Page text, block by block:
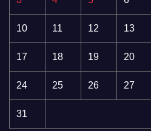
10 11 12 13
17 18 19 20
24 25 26 27
31